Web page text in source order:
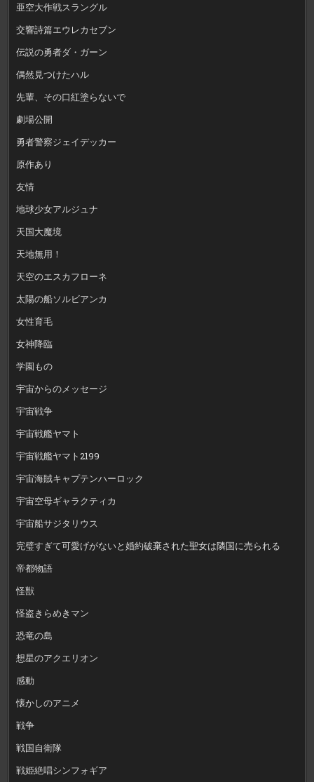
亜空大作戦スラングル
交響詩篇エウレカセブン
伝説の勇者ダ・ガーン
偶然見つけたハル
先輩、その口紅塗らないで
劇場公開
勇者警察ジェイデッカー
原作あり
友情
地球少女アルジュナ
天国大魔境
天地無用！
天空のエスカフローネ
太陽の船ソルビアンカ
女性育毛
女神降臨
学園もの
宇宙からのメッセージ
宇宙戦争
宇宙戦艦ヤマト
宇宙戦艦ヤマト2199
宇宙海賊キャプテンハーロック
宇宙空母ギャラクティカ
宇宙船サジタリウス
完璧すぎて可愛げがないと婚約破棄された聖女は隣国に売られる
帝都物語
怪獣
怪盗きらめきマン
恐竜の島
想星のアクエリオン
感動
懐かしのアニメ
戦争
戦国自衛隊
戦姫絶唱シンフォギア